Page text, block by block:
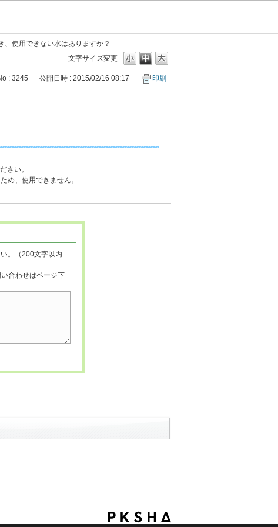
、使用できない水はありますか？
文字サイズ変更
: 3245 公開日時 : 2015/02/16 08:17 印刷
ください。
め、使用できません。
。（200文字以内
合わせはページ下